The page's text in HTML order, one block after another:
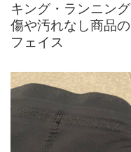
キング・ランニン
傷や汚れなし商品
フェイス